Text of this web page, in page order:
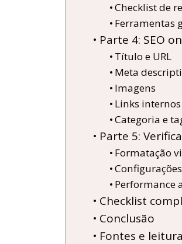
Checklist de
Ferramentas
Parte 4: SEO
Título e URL
Meta
Imagens
Links
Categoria e
Parte 5:
Formatação
Performance
Checklist
Conclusão
Fontes e